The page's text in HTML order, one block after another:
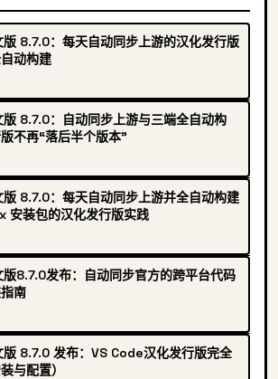
8.7.0：每天自动同步上游的汉化发行版
动构建
8.7.0：自动同步上游与三端全自动构
不再“落后半个版本”
8.7.0：每天自动同步上游并全自动构建
装包的汉化发行版实践
8.7.0发布：自动同步官方的跨平台代码
南
8.7.0 发布：VS Code汉化发行版完全
与配置）